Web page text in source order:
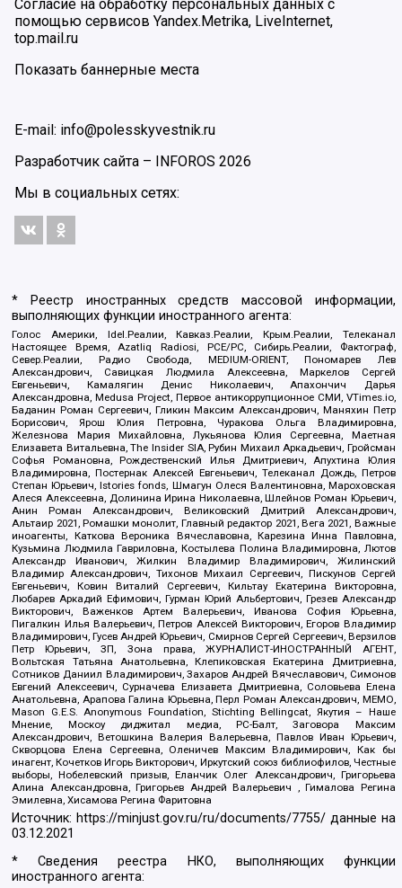
Согласие на обработку персональных данных с
помощью сервисов Yandex.Metrika, LiveInternet,
top.mail.ru
Показать баннерные места
E-mail: info@polesskyvestnik.ru
Разработчик сайта – INFOROS 2026
Мы в социальных сетях:
* Реестр иностранных средств массовой информации,
выполняющих функции иностранного агента:
Голос Америки, Idel.Реалии, Кавказ.Реалии, Крым.Реалии, Телеканал
Настоящее Время, Azatliq Radiosi, PCE/PC, Сибирь.Реалии, Фактограф,
Север.Реалии, Радио Свобода, MEDIUM-ORIENT, Пономарев Лев
Александрович, Савицкая Людмила Алексеевна, Маркелов Сергей
Евгеньевич, Камалягин Денис Николаевич, Апахончич Дарья
Александровна, Medusa Project, Первое антикоррупционное СМИ, VTimes.io,
Баданин Роман Сергеевич, Гликин Максим Александрович, Маняхин Петр
Борисович, Ярош Юлия Петровна, Чуракова Ольга Владимировна,
Железнова Мария Михайловна, Лукьянова Юлия Сергеевна, Маетная
Елизавета Витальевна, The Insider SIA, Рубин Михаил Аркадьевич, Гройсман
Софья Романовна, Рождественский Илья Дмитриевич, Апухтина Юлия
Владимировна, Постернак Алексей Евгеньевич, Телеканал Дождь, Петров
Степан Юрьевич, Istories fonds, Шмагун Олеся Валентиновна, Мароховская
Алеся Алексеевна, Долинина Ирина Николаевна, Шлейнов Роман Юрьевич,
Анин Роман Александрович, Великовский Дмитрий Александрович,
Альтаир 2021, Ромашки монолит, Главный редактор 2021, Вега 2021, Важные
иноагенты, Каткова Вероника Вячеславовна, Карезина Инна Павловна,
Кузьмина Людмила Гавриловна, Костылева Полина Владимировна, Лютов
Александр Иванович, Жилкин Владимир Владимирович, Жилинский
Владимир Александрович, Тихонов Михаил Сергеевич, Пискунов Сергей
Евгеньевич, Ковин Виталий Сергеевич, Кильтау Екатерина Викторовна,
Любарев Аркадий Ефимович, Гурман Юрий Альбертович, Грезев Александр
Викторович, Важенков Артем Валерьевич, Иванова София Юрьевна,
Пигалкин Илья Валерьевич, Петров Алексей Викторович, Егоров Владимир
Владимирович, Гусев Андрей Юрьевич, Смирнов Сергей Сергеевич, Верзилов
Петр Юрьевич, ЗП, Зона права, ЖУРНАЛИСТ-ИНОСТРАННЫЙ АГЕНТ,
Вольтская Татьяна Анатольевна, Клепиковская Екатерина Дмитриевна,
Сотников Даниил Владимирович, Захаров Андрей Вячеславович, Симонов
Евгений Алексеевич, Сурначева Елизавета Дмитриевна, Соловьева Елена
Анатольевна, Арапова Галина Юрьевна, Перл Роман Александрович, МЕМО,
Mason G.E.S. Anonymous Foundation, Stichting Bellingcat, Якутия – Наше
Мнение, Москоу диджитал медиа, РС-Балт, Заговора Максим
Александрович, Ветошкина Валерия Валерьевна, Павлов Иван Юрьевич,
Скворцова Елена Сергеевна, Оленичев Максим Владимирович, Как бы
инагент, Кочетков Игорь Викторович, Иркутский союз библиофилов, Честные
выборы, Нобелевский призыв, Еланчик Олег Александрович, Григорьева
Алина Александровна, Григорьев Андрей Валерьевич , Гималова Регина
Эмилевна, Хисамова Регина Фаритовна
Источник: https://minjust.gov.ru/ru/documents/7755/ данные на
03.12.2021
* Сведения реестра НКО, выполняющих функции
иностранного агента: